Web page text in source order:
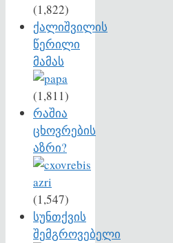
(1,822)
ქალიშვილის
წერილი
მამას
(1,811)
რაშია
ცხოვრების
აზრი?
(1,547)
სუნთქვის
შემგროვებელი